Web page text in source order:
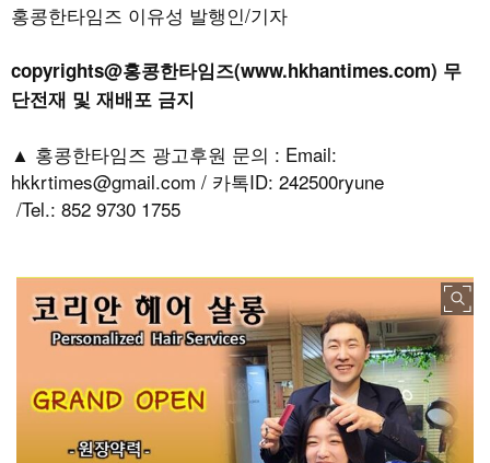
홍콩한타임즈 이유성 발행인/기자
copyrights@홍콩한타임즈(www.hkhantimes.com) 무
단전재 및 재배포 금지
▲ 홍콩한타임즈 광고후원 문의 : Email:
hkkrtimes@gmail.com / 카톡ID: 242500ryune
/Tel.: 852 9730 1755